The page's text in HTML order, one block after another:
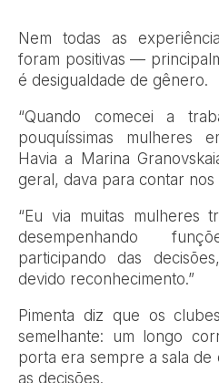
Nem todas as
foram positivas —
é desigualdade de gênero.
“Quando comecei a
pouquíssimas mulheres
Havia a Marina
geral, dava para contar nos
“Eu via muitas mulheres
desempenhando
participando das
devido reconhecimento.”
Pimenta diz que os
semelhante: um longo
porta era sempre a sala de
as decisões.